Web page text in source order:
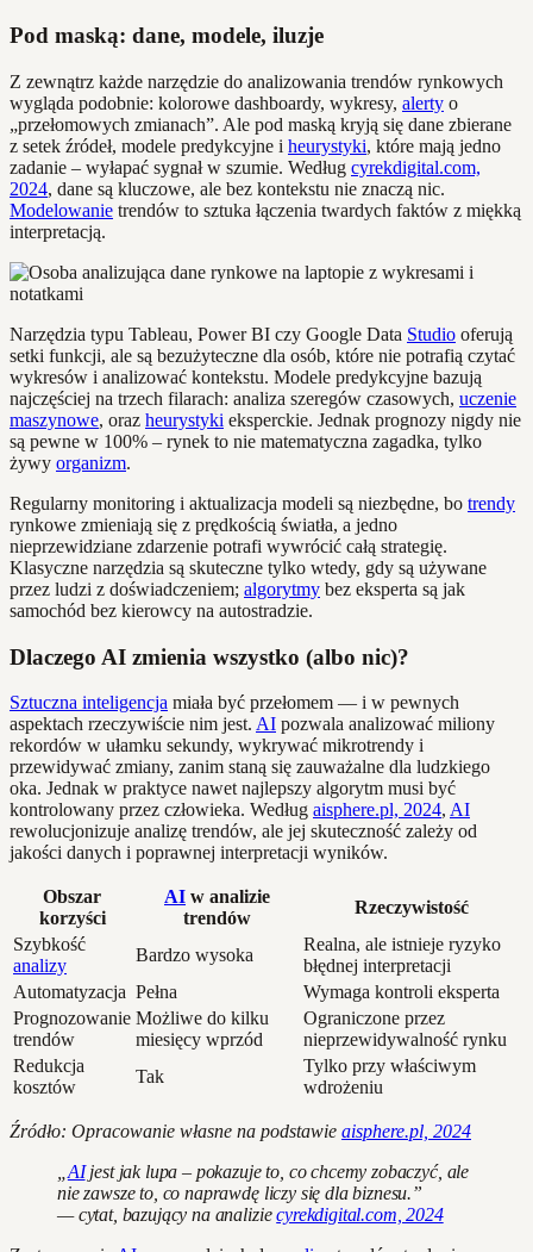
Pod maską: dane, modele, iluzje
Z zewnątrz każde narzędzie do analizowania trendów rynkowych
wygląda podobnie: kolorowe dashboardy, wykresy, alerty o
„przełomowych zmianach”. Ale pod maską kryją się dane zbierane
z setek źródeł, modele predykcyjne i heurystyki, które mają jedno
zadanie – wyłapać sygnał w szumie. Według cyrekdigital.com,
2024, dane są kluczowe, ale bez kontekstu nie znaczą nic.
Modelowanie trendów to sztuka łączenia twardych faktów z miękką
interpretacją.
Narzędzia typu Tableau, Power BI czy Google Data Studio oferują
setki funkcji, ale są bezużyteczne dla osób, które nie potrafią czytać
wykresów i analizować kontekstu. Modele predykcyjne bazują
najczęściej na trzech filarach: analiza szeregów czasowych, uczenie
maszynowe, oraz heurystyki eksperckie. Jednak prognozy nigdy nie
są pewne w 100% – rynek to nie matematyczna zagadka, tylko
żywy organizm.
Regularny monitoring i aktualizacja modeli są niezbędne, bo trendy
rynkowe zmieniają się z prędkością światła, a jedno
nieprzewidziane zdarzenie potrafi wywrócić całą strategię.
Klasyczne narzędzia są skuteczne tylko wtedy, gdy są używane
przez ludzi z doświadczeniem; algorytmy bez eksperta są jak
samochód bez kierowcy na autostradzie.
Dlaczego AI zmienia wszystko (albo nic)?
Sztuczna inteligencja miała być przełomem — i w pewnych
aspektach rzeczywiście nim jest. AI pozwala analizować miliony
rekordów w ułamku sekundy, wykrywać mikrotrendy i
przewidywać zmiany, zanim staną się zauważalne dla ludzkiego
oka. Jednak w praktyce nawet najlepszy algorytm musi być
kontrolowany przez człowieka. Według aisphere.pl, 2024, AI
rewolucjonizuje analizę trendów, ale jej skuteczność zależy od
jakości danych i poprawnej interpretacji wyników.
Obszar
korzyści
AI w analizie
trendów
Rzeczywistość
Szybkość
analizy
Bardzo wysoka
Realna, ale istnieje ryzyko
błędnej interpretacji
Automatyzacja Pełna
Wymaga kontroli eksperta
Prognozowanie
trendów
Możliwe do kilku
miesięcy wprzód
Ograniczone przez
nieprzewidywalność rynku
Redukcja
kosztów
Tak
Tylko przy właściwym
wdrożeniu
Źródło: Opracowanie własne na podstawie aisphere.pl, 2024
AIjest jak lupa – pokazuje to, co chcemy zobaczyć, ale
nie zawsze to, co naprawdę liczy się dla biznesu.”
— cytat, bazujący na analiziecyrekdigital.com, 2024